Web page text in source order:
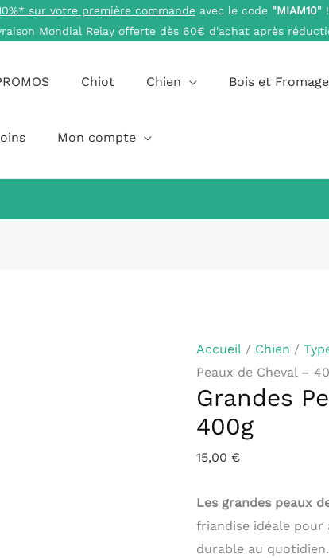
sur votre première commandeavec le code "MIAM10"!
Mondial Relay offerte dès 60€ d'achat après
Chiot Chien Bois et Fromage
Mon compte
Accueil / Chien /
Peaux de Cheval –
Grandes
400g
15,00 €
Les grandes peaux
friandise idéale
durable au quotidien.
Peaux
de
Cheval
-